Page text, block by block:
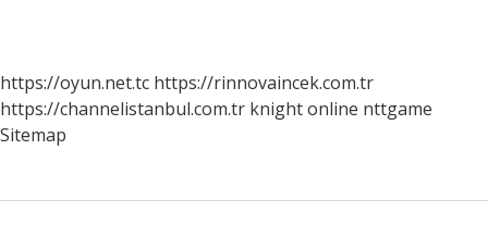
https://oyun.net.tc https://rinnovaincek.com.tr
https://channelistanbul.com.tr knight online nttgame
Sitemap